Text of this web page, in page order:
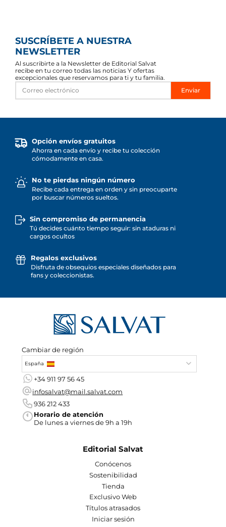
SUSCRÍBETE A NUESTRA
NEWSLETTER
Al suscribirte a la Newsletter de Editorial Salvat
recibe en tu correo todas las noticias Y ofertas
excepcionales que reservamos para ti y tu familia.
Enviar
Opción envíos gratuitos
Ahorra en cada envío y recibe tu colección
cómodamente en casa.
No te pierdas ningún número
Recibe cada entrega en orden y sin preocuparte
por buscar números sueltos.
Sin compromiso de permanencia
Tú decides cuánto tiempo seguir: sin ataduras ni
cargos ocultos
Regalos exclusivos
Disfruta de obsequios especiales diseñados para
fans y coleccionistas.
Cambiar de región
España
+34 911 97 56 45
infosalvat@mail.salvat.com
936 212 433
Horario de atención
De lunes a viernes de 9h a 19h
Editorial Salvat
Conócenos
Sostenibilidad
Tienda
Exclusivo Web
Títulos atrasados
Iniciar sesión